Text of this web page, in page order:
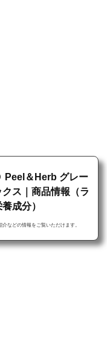
＆Herb グレー
ス｜商品情報（ラ
成分）
などの情報をご覧いただけます。